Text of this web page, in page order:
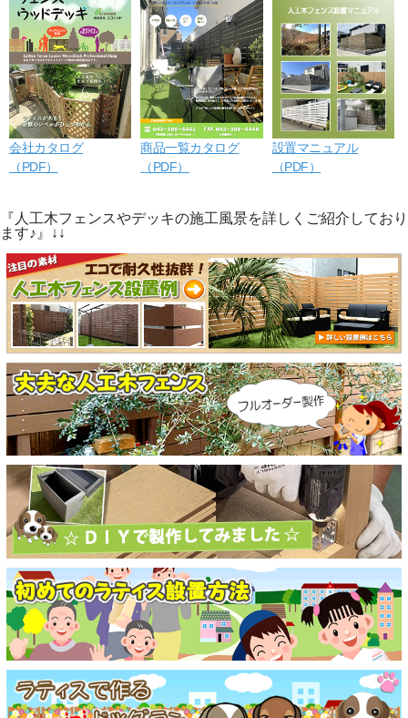
会社カタログ
（PDF）
商品一覧カタログ
（PDF）
設置マニュアル
（PDF）
『人工木フェンスやデッキの施工風景を詳しくご紹介しており
ます♪』↓↓